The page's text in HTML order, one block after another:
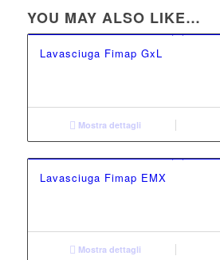
YOU MAY ALSO LIKE…
Lavasciuga Fimap GxL
Mostra dettagli
Lavasciuga Fimap EMX
Mostra dettagli